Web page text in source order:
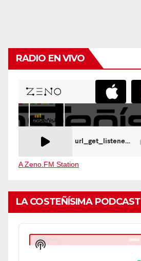
RADIO EN VIVO
A Zeno.FM Station
LA COSTEÑÍSIMA PODCAST
Audio
Player
Show